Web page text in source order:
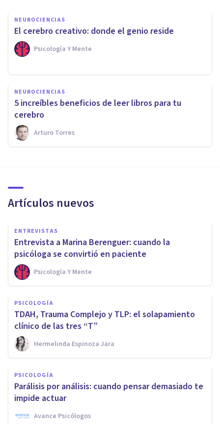
NEUROCIENCIAS
El cerebro creativo: donde el genio reside
Psicología Y Mente
NEUROCIENCIAS
​5 increíbles beneficios de leer libros para tu
cerebro
Arturo Torres
Artículos nuevos
ENTREVISTAS
Entrevista a Marina Berenguer: cuando la
psicóloga se convirtió en paciente
Psicología Y Mente
PSICOLOGÍA
TDAH, Trauma Complejo y TLP: el solapamiento
clínico de las tres “T”
Hermelinda Espinoza Jara
PSICOLOGÍA
Parálisis por análisis: cuando pensar demasiado te
impide actuar
Avance Psicólogos